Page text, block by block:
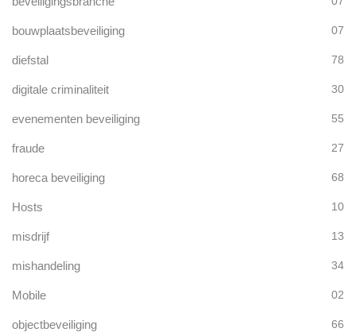
bouwplaatsbeveiliging 07
diefstal 78
digitale criminaliteit 30
evenementen beveiliging 55
fraude 27
horeca beveiliging 68
Hosts 10
misdrijf 13
mishandeling 34
Mobile 02
objectbeveiliging 66